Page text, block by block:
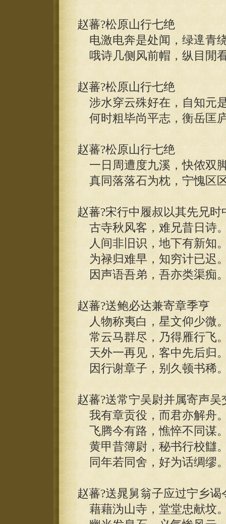
赵蕃?松原山行七绝
电激电奔是处闻，绿遧青
哦诗几侧风前帽，纵目閒
赵蕃?松原山行七绝
涉水穿云殊好在，自知元
何时粗毕尚平志，衡岳匡
赵蕃?松原山行七绝
一日周遭度九溪，快侬双
真同落落石为枕，宁愧区
赵蕃?宋行中履叔以其先兄
古寺秋风客，难兄昔日诗
人间非旧识，地下有新知
为禄归难早，知穷计已迟
因声语吾弟，吾亦类渠痴
赵蕃?送鲍必达兼寄章季亨
人物称夷白，星文仰少微
常云马群尽，乃得雁行飞
天外一再见，客中先后归
因行谢章子，别久顿书稀
赵蕃?送常宁吴尉并属寄声
我有章贡役，而君亦解舟
飞腾今有路，憔悴不同谋
黄甲昔簿尉，秘书行校讎
同年若同舍，好为话绸缪
赵蕃?送晁舅翁子应过宁乡谒
藉藉沩山寺，堂堂忠献坟